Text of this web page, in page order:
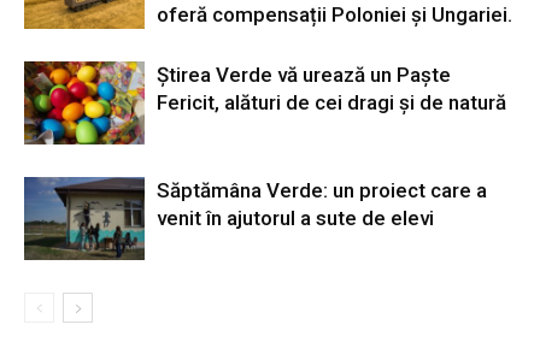
oferă compensații Poloniei și Ungariei.
Știrea Verde vă urează un Paște
Fericit, alături de cei dragi și de natură
Săptămâna Verde: un proiect care a
venit în ajutorul a sute de elevi